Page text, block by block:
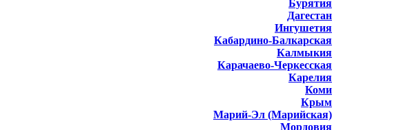
Бурятия
Дагестан
Ингушетия
Кабардино-Балкарская
Калмыкия
Карачаево-Черкесская
Карелия
Коми
Крым
Марий-Эл (Марийская)
Мордовия